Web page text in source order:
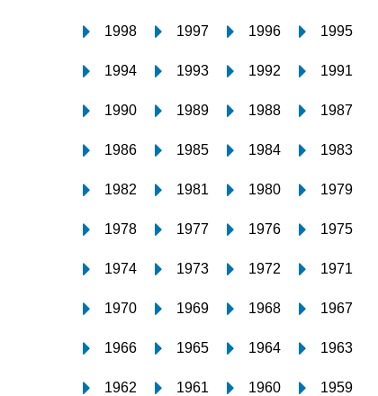
1998 1997 1996 1995
1994 1993 1992 1991
1990 1989 1988 1987
1986 1985 1984 1983
1982 1981 1980 1979
1978 1977 1976 1975
1974 1973 1972 1971
1970 1969 1968 1967
1966 1965 1964 1963
1962 1961 1960 1959